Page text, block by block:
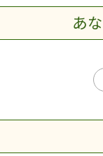
あ